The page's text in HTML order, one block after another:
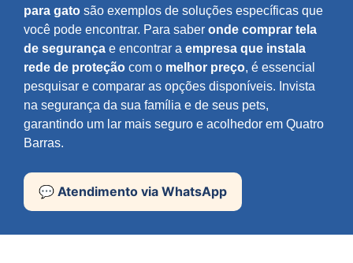
para gato são exemplos de soluções específicas que
você pode encontrar. Para saber onde comprar tela
de segurança e encontrar a empresa que instala
rede de proteção com o melhor preço, é essencial
pesquisar e comparar as opções disponíveis. Invista
na segurança da sua família e de seus pets,
garantindo um lar mais seguro e acolhedor em Quatro
Barras.
💬 Atendimento via WhatsApp